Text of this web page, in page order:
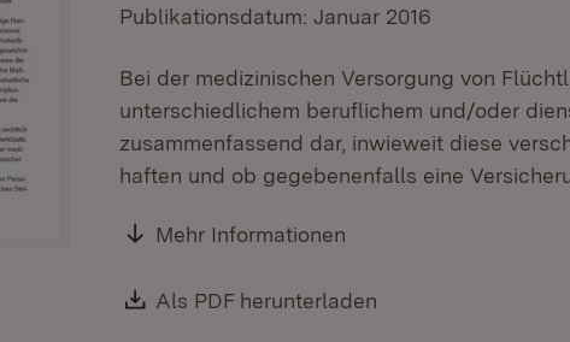
Publikationsdatum: Januar 2016
Bei der medizinischen Versorgung von
unterschiedlichem beruflichem und/oder
zusammenfassend dar, inwieweit diese
haften und ob gegebenenfalls eine
Mehr Informationen
Download:
Als PDF herunterladen